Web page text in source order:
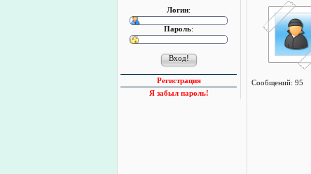
Логин:
Пароль:
Регистрация
Я забыл пароль!
Сообщений: 95